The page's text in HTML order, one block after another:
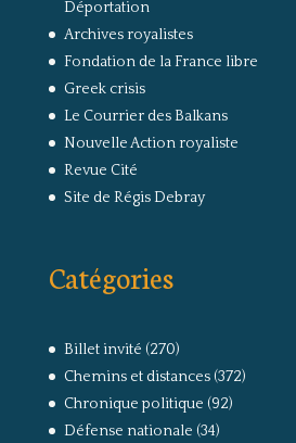
Déportation
Archives royalistes
Fondation de la France libre
Greek crisis
Le Courrier des Balkans
Nouvelle Action royaliste
Revue Cité
Site de Régis Debray
Catégories
Billet invité (270)
Chemins et distances(372)
Chronique politique (92)
Défense nationale (34)